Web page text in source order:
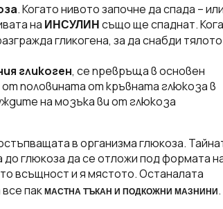
. Когато нивото започне да спада –
на ИНСУЛИН също ще спаднат.
гликогена, за да снабди
гликоген, се превръща в основен
половината от кръвната глюкоза в
на мозъка ви от глюкоза
в организма глюкоза.
до глюкоза да се отложи под формата
всъщност и я мястото. Останалата
пак МАСТНА ТЪКАН И ПОДКОЖНИ МАЗНИНИ.